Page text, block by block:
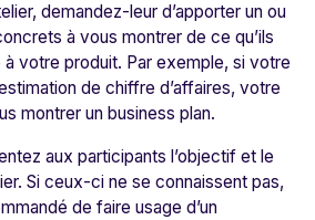
demandez-leur d’apporter un ou
à vous montrer de ce qu’ils
votre produit. Par exemple, si votre
de chiffre d’affaires, votre
montrer un business plan.
aux participants l’objectif et le
Si ceux-ci ne se connaissent pas,
de faire usage d’un